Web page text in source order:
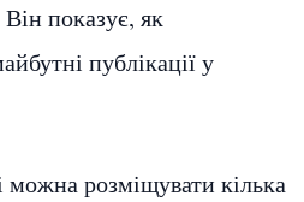
показує, як
публікації у
можна розміщувати кілька